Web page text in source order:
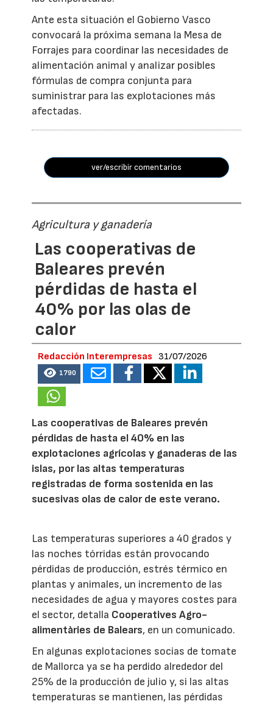
Ante esta situación el Gobierno Vasco
convocará la próxima semana la Mesa de
Forrajes para coordinar las necesidades de
alimentación animal y analizar posibles
fórmulas de compra conjunta para
suministrar para las explotaciones más
afectadas.
ver/escribir comentarios
Agricultura y ganadería
Las cooperativas de
Baleares prevén
pérdidas de hasta el
40% por las olas de
calor
Redacción Interempresas 31/07/2026
1790
Las cooperativas de Baleares prevén
pérdidas de hasta el 40% en las
explotaciones agrícolas y ganaderas de las
islas, por las altas temperaturas
registradas de forma sostenida en las
sucesivas olas de calor de este verano.
Las temperaturas superiores a 40 grados y
las noches tórridas están provocando
pérdidas de producción, estrés térmico en
plantas y animales, un incremento de las
necesidades de agua y mayores costes para
el sector, detalla Cooperatives Agro-
alimentàries de Balears, en un comunicado.
En algunas explotaciones socias de tomate
de Mallorca ya se ha perdido alrededor del
25% de la producción de julio y, si las altas
temperaturas se mantienen, las pérdidas